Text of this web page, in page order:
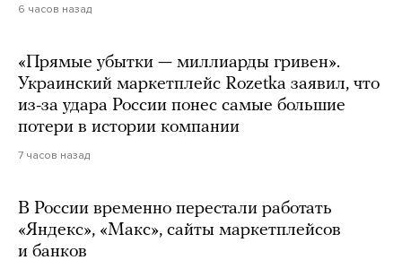
6 часов назад
«Прямые убытки — миллиарды гривен».
Украинский маркетплейс Rozetka заявил, что
из-за удара России понес самые большие
потери в истории компании
7 часов назад
В России временно перестали работать
«Яндекс», «Макс», сайты маркетплейсов
и банков